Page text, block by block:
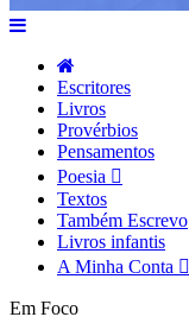
Escritores
Livros
Provérbios
Pensamentos
Poesia
Textos
Também Escrevo
Livros infantis
A Minha Conta
Em Foco